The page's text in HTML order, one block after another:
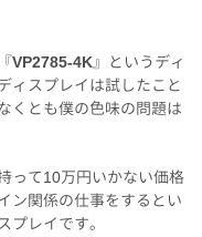
VP2785-4K』というディ
ィスプレイは試したこと
くとも僕の色味の問題は
って10万円いかない価格
ン関係の仕事をするとい
レイです。